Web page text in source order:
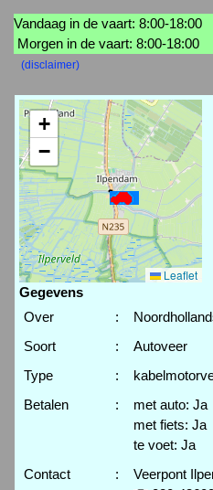
Vandaag in de vaart: 8:00-18:00
Morgen in de vaart: 8:00-18:00
(disclaimer)
+
−
Leaflet
Gegevens
Over
:
Soort
:
Autoveer
Type
:
Betalen
:
met auto: Ja
met fiets: Ja
te voet: Ja
Contact
:
Veerpont